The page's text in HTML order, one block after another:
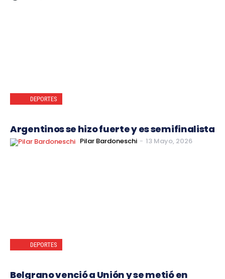
DEPORTES
Argentinos se hizo fuerte y es semifinalista
Pilar Bardoneschi - 13 Mayo, 2026
DEPORTES
Belgrano venció a Unión y se metió en